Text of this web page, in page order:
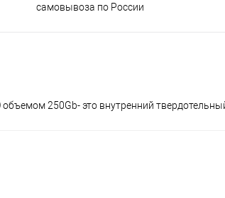
самовывоза по России
объемом 250Gb- это внутренний